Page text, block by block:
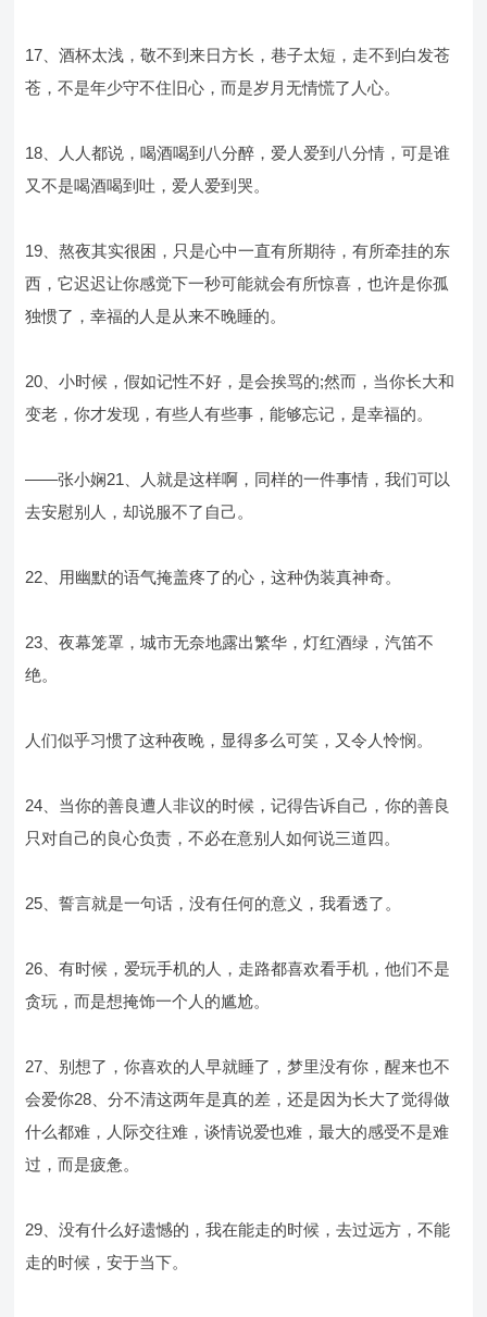
17、酒杯太浅，敬不到来日方长，巷子太短，走不到白发苍
苍，不是年少守不住旧心，而是岁月无情慌了人心。
18、人人都说，喝酒喝到八分醉，爱人爱到八分情，可是谁
又不是喝酒喝到吐，爱人爱到哭。
19、熬夜其实很困，只是心中一直有所期待，有所牵挂的东
西，它迟迟让你感觉下一秒可能就会有所惊喜，也许是你孤
独惯了，幸福的人是从来不晚睡的。
20、小时候，假如记性不好，是会挨骂的;然而，当你长大和
变老，你才发现，有些人有些事，能够忘记，是幸福的。
——张小娴21、人就是这样啊，同样的一件事情，我们可以
去安慰别人，却说服不了自己。
22、用幽默的语气掩盖疼了的心，这种伪装真神奇。
23、夜幕笼罩，城市无奈地露出繁华，灯红酒绿，汽笛不
绝。
人们似乎习惯了这种夜晚，显得多么可笑，又令人怜悯。
24、当你的善良遭人非议的时候，记得告诉自己，你的善良
只对自己的良心负责，不必在意别人如何说三道四。
25、誓言就是一句话，没有任何的意义，我看透了。
26、有时候，爱玩手机的人，走路都喜欢看手机，他们不是
贪玩，而是想掩饰一个人的尴尬。
27、别想了，你喜欢的人早就睡了，梦里没有你，醒来也不
会爱你28、分不清这两年是真的差，还是因为长大了觉得做
什么都难，人际交往难，谈情说爱也难，最大的感受不是难
过，而是疲惫。
29、没有什么好遗憾的，我在能走的时候，去过远方，不能
走的时候，安于当下。